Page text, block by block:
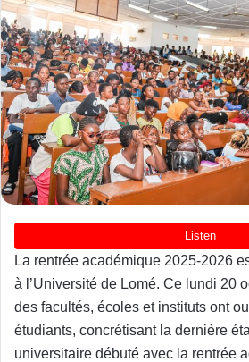
La rentrée académique 2025-2026
à l’Université de Lomé. Ce lundi 20
des facultés, écoles et instituts ont
étudiants, concrétisant la dernière
universitaire débuté avec la rentrée